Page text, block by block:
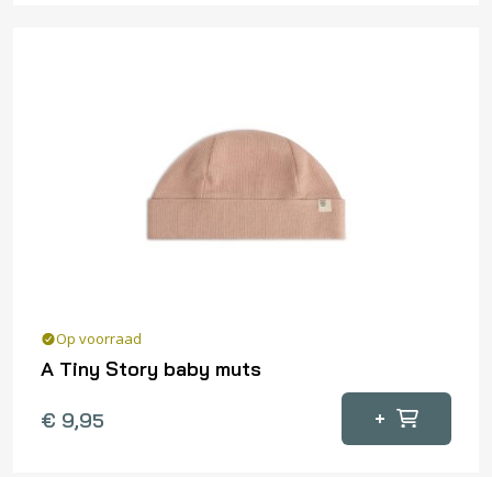
Op voorraad
A Tiny Story baby muts
€ 9,95 +